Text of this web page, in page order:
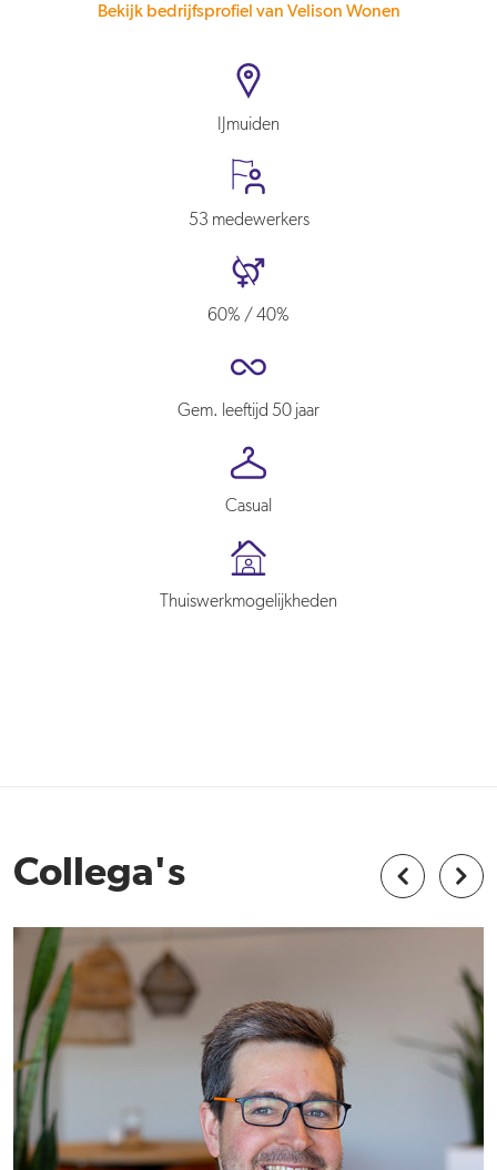
Bekijk bedrijfsprofiel van Velison Wonen
IJmuiden
53 medewerkers
60% / 40%
Gem. leeftijd 50 jaar
Casual
Thuiswerkmogelijkheden
Collega's